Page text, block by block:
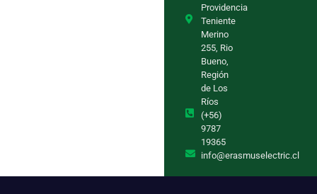
Providencia
Teniente
Merino
255, Rio
Bueno,
Región
de Los
Ríos
(+56)
9787
19365
info@erasmuselectric.cl